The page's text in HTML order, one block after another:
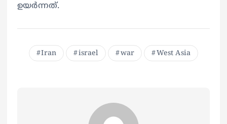
ഉയർന്നത്.
Iran israel war West Asia